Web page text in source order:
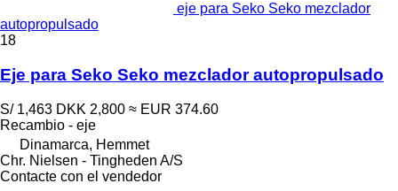
eje para Seko Seko mezclador
autopropulsado
18
Eje para Seko Seko mezclador autopropulsado
S/ 1,463 DKK 2,800 ≈ EUR 374.60
Recambio - eje
Dinamarca, Hemmet
Chr. Nielsen - Tingheden A/S
Contacte con el vendedor